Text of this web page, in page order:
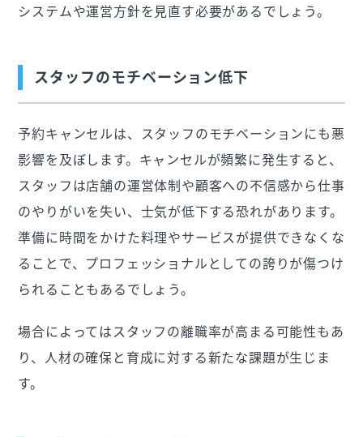
システムや運営方針を見直す必要があるでしょう。
スタッフのモチベーション低下
予約キャンセルは、スタッフのモチベーションにも悪
影響を及ぼします。キャンセルが頻繁に発生すると、
スタッフは店舗の運営体制や顧客への不信感から仕事
のやりがいを失い、士気が低下する恐れがあります。
準備に時間をかけた料理やサービスが提供できなくな
ることで、プロフェッショナルとしての誇りが傷つけ
られることもあるでしょう。
場合によってはスタッフの離職率が高まる可能性もあ
り、人材の確保と育成に対する新たな課題が生じま
す。